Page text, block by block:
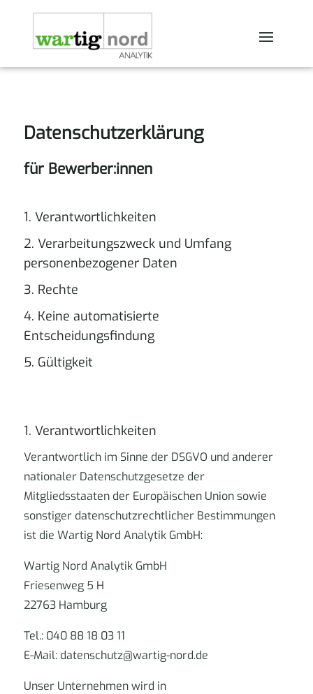
Datenschutzerklärung
für Bewerber:innen
1. Verantwortlichkeiten
2. Verarbeitungszweck und Umfang
personenbezogener Daten
3. Rechte
4. Keine automatisierte
Entscheidungsfindung
5. Gültigkeit
1. Verantwortlichkeiten
Verantwortlich im Sinne der DSGVO und anderer
nationaler Datenschutzgesetze der
Mitgliedsstaaten der Europäischen Union sowie
sonstiger datenschutzrechtlicher Bestimmungen
ist die Wartig Nord Analytik GmbH:
Wartig Nord Analytik GmbH
Friesenweg 5 H
22763 Hamburg
Tel.: 040 88 18 03 11
E-Mail: datenschutz@wartig-nord.de
Unser Unternehmen wird in